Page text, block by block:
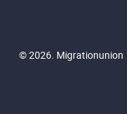
© 2026. Migrationunion